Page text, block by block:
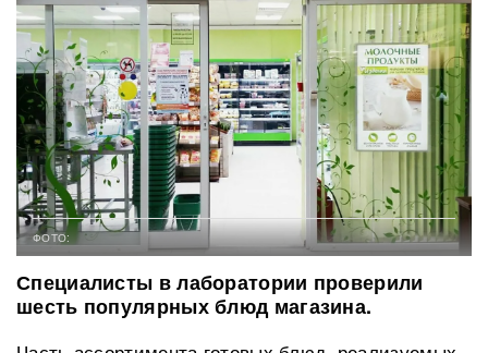
ФОТО:
Специалисты в лаборатории проверили
шесть популярных блюд магазина.